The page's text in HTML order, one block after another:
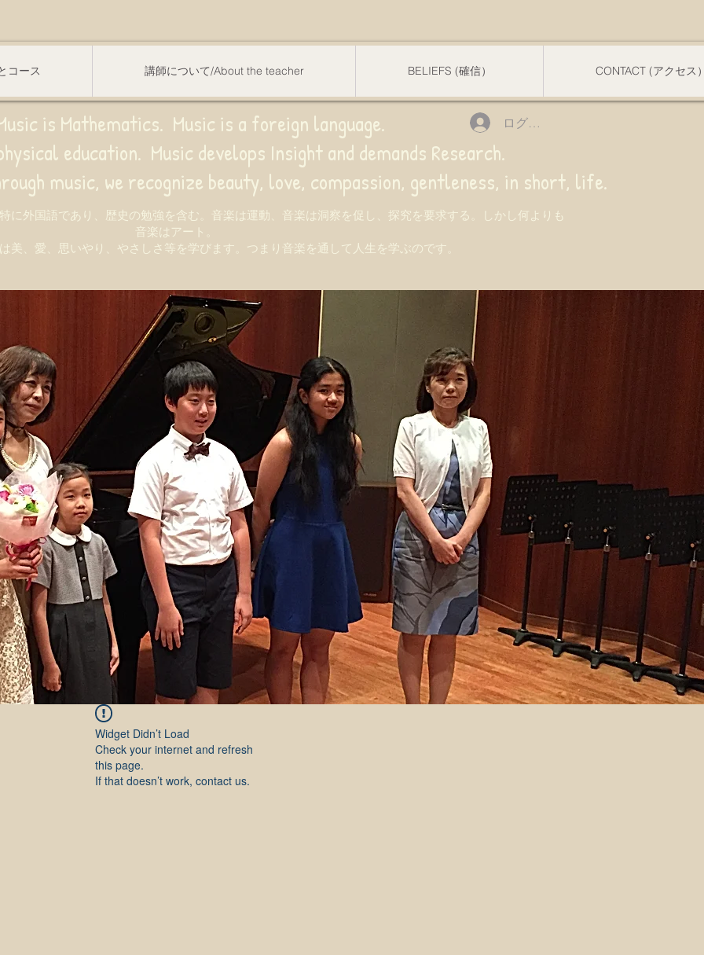
コース 講師について/About the teacher BELIEFS (確信） CONTACT (アクセス
ログイン
is Mathematics. Music is a foreign language.
education. Music develops Insight and demands Research.
recognize beauty, love, compassion, gentleness, in short, life.
に外国語であり、歴史の勉強を含む。音楽は運動、音楽は洞察を促し、探究を要求する。しかし何よりも
音楽はアート。
美、愛、思いやり、やさしさ等を学びます。つまり音楽を通して人生を学ぶのです。
Widget Didn’t Load
Check your internet and refresh
this page.
If that doesn’t work, contact us.